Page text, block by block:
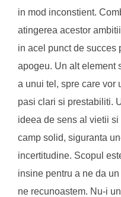
in mod inconstient.
atingerea acestor
in acel punct de succes
apogeu. Un alt element
a unui tel, spre care vor
pasi clari si prestabiliti.
ideea de sens al vietii
camp solid, siguranta
incertitudine. Scopul
insine pentru a ne da
ne recunoastem. Nu-i